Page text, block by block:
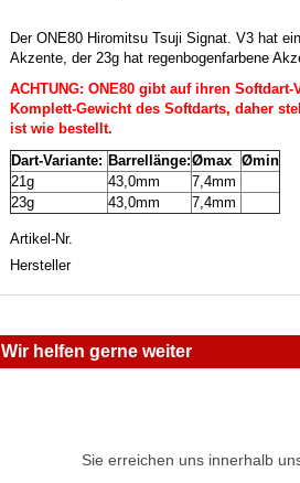
Der ONE80 Hiromitsu Tsuji Signat. V3 hat
Akzente, der 23g hat regenbogenfarbene
ACHTUNG: ONE80 gibt auf ihren
Komplett-Gewicht des Softdarts, daher
ist wie bestellt.
Dart-Variante: Barrellänge:Ømax Ømin
21g
43,0mm
7,4mm
23g
43,0mm 7,4mm
Artikel-Nr.
Hersteller
Wir helfen gerne weiter
Sie erreichen uns innerhalb